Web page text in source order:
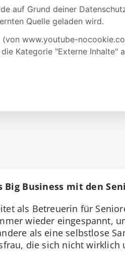
Big Business mit den
als Betreuerin für
wieder eingespannt,
als eine selbstlose
die sich nicht